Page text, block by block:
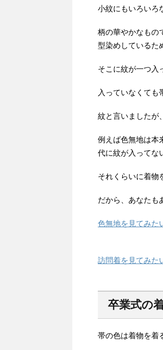
小紋にもいろいろ
柄の華やかなもの
型染めしているた
そこに紋が一つ入
入っていなくても
紋と言いましたが
例えば色無地は本
代に紋が入ってな
それくらいに着物
だから、あなたも
色無地を見てみた
訪問着を見てみた
卒業式の
帯の色は着物を着